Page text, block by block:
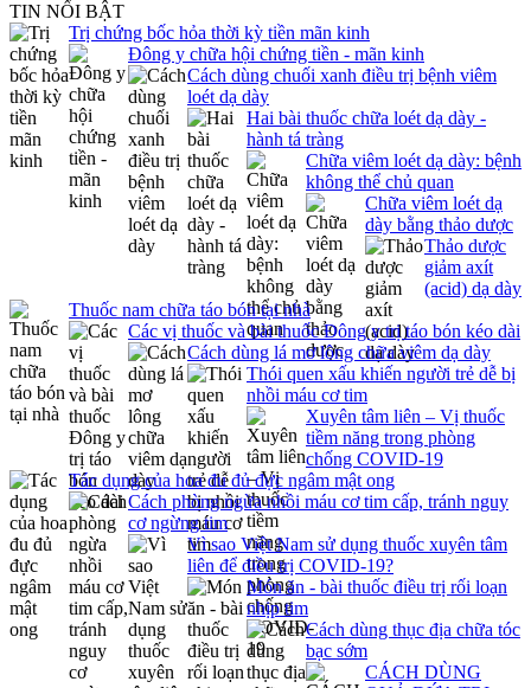
TIN NỔI BẬT
Trị chứng bốc hỏa thời kỳ tiền mãn kinh
Đông y chữa hội chứng tiền - mãn kinh
Cách dùng chuối xanh điều trị bệnh viêm
loét dạ dày
Hai bài thuốc chữa loét dạ dày -
hành tá tràng
Chữa viêm loét dạ dày: bệnh
không thể chủ quan
Chữa viêm loét dạ
dày bằng thảo dược
Thảo dược
giảm axít
(acid) dạ dày
Thuốc nam chữa táo bón tại nhà
Các vị thuốc và bài thuốc Đông y trị táo bón kéo dài
Cách dùng lá mơ lông chữa viêm dạ dày
Thói quen xấu khiến người trẻ dễ bị
nhồi máu cơ tim
Xuyên tâm liên – Vị thuốc
tiềm năng trong phòng
chống COVID-19
Tác dụng của hoa đu đủ đực ngâm mật ong
Cách phòng ngừa nhồi máu cơ tim cấp, tránh nguy
cơ ngừng tim
Vì sao Việt Nam sử dụng thuốc xuyên tâm
liên để điều trị COVID-19?
Món ăn - bài thuốc điều trị rối loạn
nhịp tim
Cách dùng thục địa chữa tóc
bạc sớm
CÁCH DÙNG